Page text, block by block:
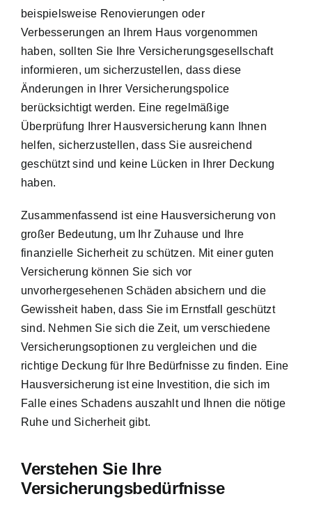
beispielsweise Renovierungen oder
Verbesserungen an Ihrem Haus vorgenommen
haben, sollten Sie Ihre Versicherungsgesellschaft
informieren, um sicherzustellen, dass diese
Änderungen in Ihrer Versicherungspolice
berücksichtigt werden. Eine regelmäßige
Überprüfung Ihrer Hausversicherung kann Ihnen
helfen, sicherzustellen, dass Sie ausreichend
geschützt sind und keine Lücken in Ihrer Deckung
haben.
Zusammenfassend ist eine Hausversicherung von
großer Bedeutung, um Ihr Zuhause und Ihre
finanzielle Sicherheit zu schützen. Mit einer guten
Versicherung können Sie sich vor
unvorhergesehenen Schäden absichern und die
Gewissheit haben, dass Sie im Ernstfall geschützt
sind. Nehmen Sie sich die Zeit, um verschiedene
Versicherungsoptionen zu vergleichen und die
richtige Deckung für Ihre Bedürfnisse zu finden. Eine
Hausversicherung ist eine Investition, die sich im
Falle eines Schadens auszahlt und Ihnen die nötige
Ruhe und Sicherheit gibt.
Verstehen Sie Ihre
Versicherungsbedürfnisse